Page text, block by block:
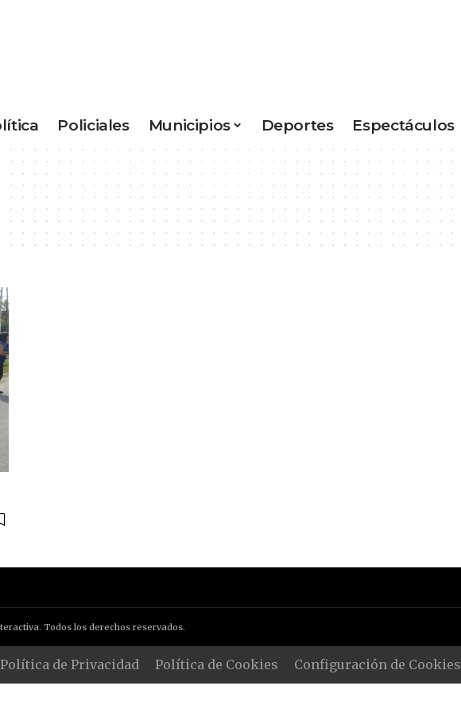
Policiales Municipios Deportes Espectáculos
Todos los derechos reservados.
Política de Privacidad Política de Cookies Configuración de Cookies